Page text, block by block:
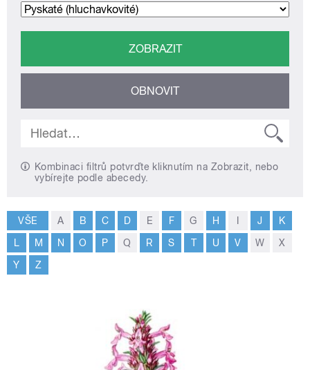
Kombinaci filtrů potvrďte kliknutím na Zobrazit, nebo
vybírejte podle abecedy.
VŠE A B C D E F G H I J
K
L
M N O P Q R S T U V W
X
Y
Z